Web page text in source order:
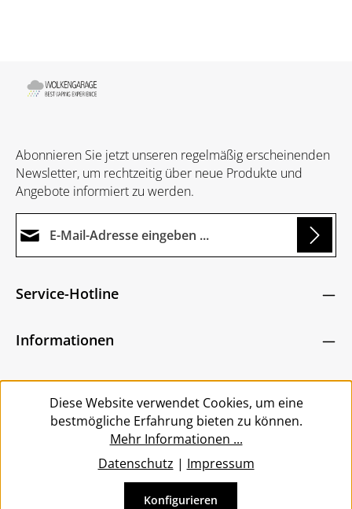
Abonnieren Sie jetzt unseren regelmäßig erscheinenden
Newsletter, um rechtzeitig über neue Produkte und
Angebote informiert zu werden.
Ich habe dieDatenschutzbestimmungen
bin mit ihnen einverstanden.
Zeichen ein*
Die mit einem Stern (*) markierten Felder sind
Service-Hotline
Informationen
Service
Vertrag widerrufen
Diese Website verwendet Cookies, um eine
bestmögliche Erfahrung bieten zu können.
Mehr Informationen ...
Datenschutz | Impressum
Konfigurieren